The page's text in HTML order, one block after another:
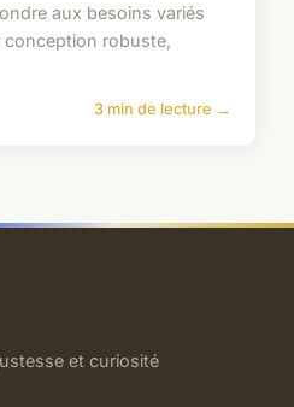
aux besoins variés
conception robuste,
3 min de lecture →
et curiosité